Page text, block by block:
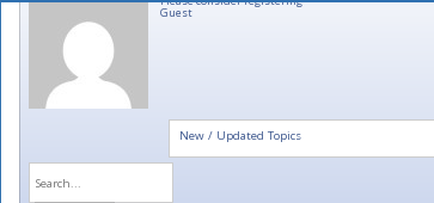
Guest
New / Updated Topics